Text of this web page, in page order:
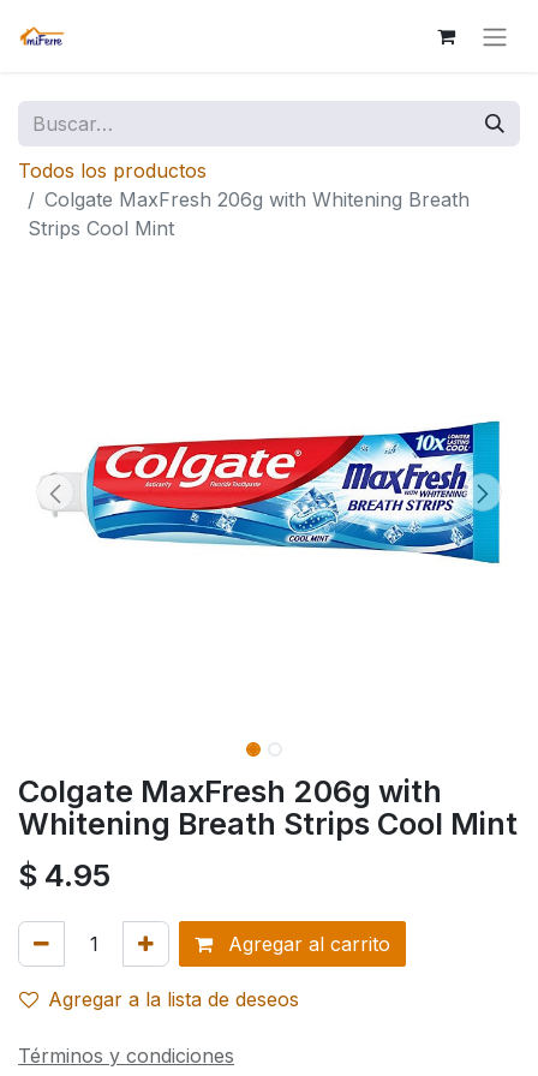
Todos los productos
Colgate MaxFresh 206g with Whitening Breath
Strips Cool Mint
Colgate MaxFresh 206g with
Whitening Breath Strips Cool Mint
$ 4.95
Agregar al carrito
Agregar a la lista de deseos
Términos y condiciones